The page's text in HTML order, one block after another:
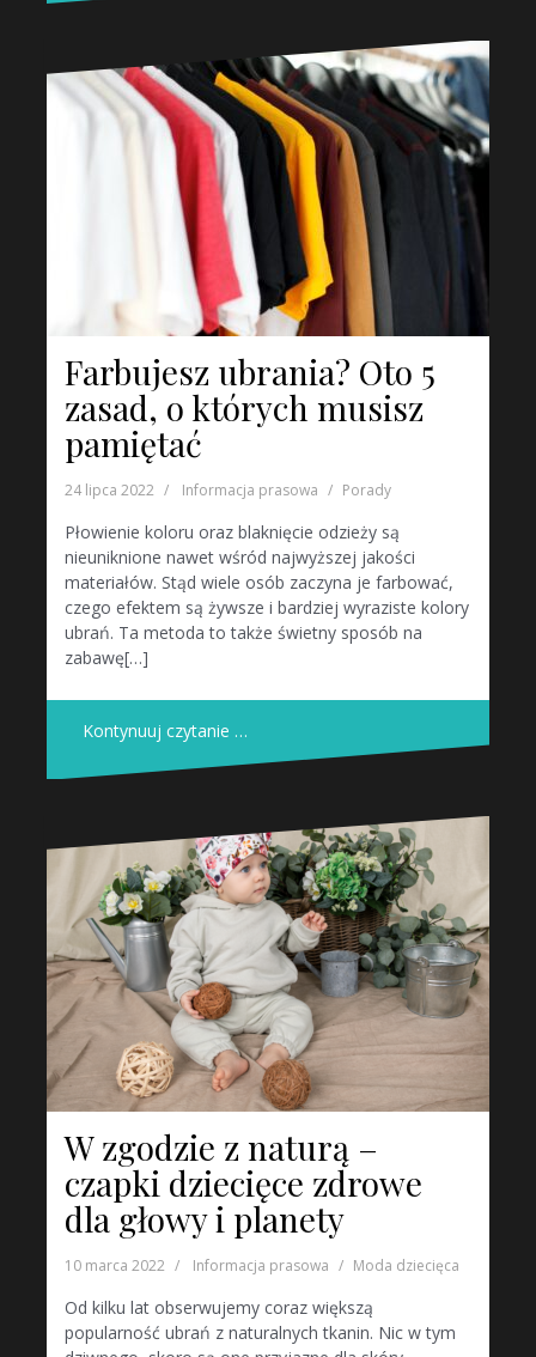
Farbujesz ubrania? Oto 5
zasad, o których musisz
pamiętać
24 lipca 2022 Informacja prasowa Porady
Płowienie koloru oraz blaknięcie odzieży są
nieuniknione nawet wśród najwyższej jakości
materiałów. Stąd wiele osób zaczyna je farbować,
czego efektem są żywsze i bardziej wyraziste kolory
ubrań. Ta metoda to także świetny sposób na
zabawę[…]
Kontynuuj czytanie …
W zgodzie z naturą –
czapki dziecięce zdrowe
dla głowy i planety
10 marca 2022 Informacja prasowa Moda dziecięca
Od kilku lat obserwujemy coraz większą
popularność ubrań z naturalnych tkanin. Nic w tym